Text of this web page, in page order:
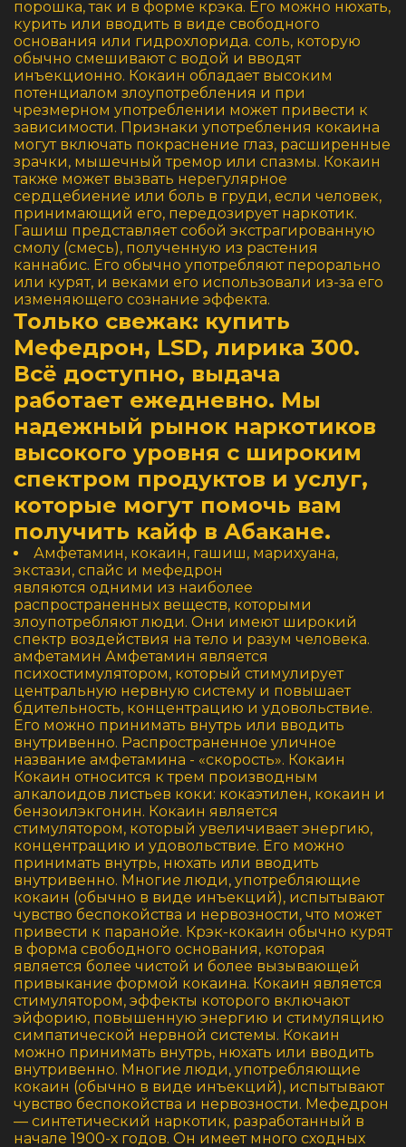
порошка, так и в форме крэка. Его можно нюхать,
курить или вводить в виде свободного
основания или гидрохлорида. соль, которую
обычно смешивают с водой и вводят
инъекционно. Кокаин обладает высоким
потенциалом злоупотребления и при
чрезмерном употреблении может привести к
зависимости. Признаки употребления кокаина
могут включать покраснение глаз, расширенные
зрачки, мышечный тремор или спазмы. Кокаин
также может вызвать нерегулярное
сердцебиение или боль в груди, если человек,
принимающий его, передозирует наркотик.
Гашиш представляет собой экстрагированную
смолу (смесь), полученную из растения
каннабис. Его обычно употребляют перорально
или курят, и веками его использовали из-за его
изменяющего сознание эффекта.
Только свежак: купить
Мефедрон, LSD, лирика 300.
Всё доступно, выдача
работает ежедневно. Мы
надежный рынок наркотиков
высокого уровня с широким
спектром продуктов и услуг,
которые могут помочь вам
получить кайф в Абакане.
Амфетамин, кокаин, гашиш, марихуана,
экстази, спайс и мефедрон
являются одними из наиболее
распространенных веществ, которыми
злоупотребляют люди. Они имеют широкий
спектр воздействия на тело и разум человека.
амфетамин Амфетамин является
психостимулятором, который стимулирует
центральную нервную систему и повышает
бдительность, концентрацию и удовольствие.
Его можно принимать внутрь или вводить
внутривенно. Распространенное уличное
название амфетамина - «скорость». Кокаин
Кокаин относится к трем производным
алкалоидов листьев коки: кокаэтилен, кокаин и
бензоилэкгонин. Кокаин является
стимулятором, который увеличивает энергию,
концентрацию и удовольствие. Его можно
принимать внутрь, нюхать или вводить
внутривенно. Многие люди, употребляющие
кокаин (обычно в виде инъекций), испытывают
чувство беспокойства и нервозности, что может
привести к паранойе. Крэк-кокаин обычно курят
в форма свободного основания, которая
является более чистой и более вызывающей
привыкание формой кокаина. Кокаин является
стимулятором, эффекты которого включают
эйфорию, повышенную энергию и стимуляцию
симпатической нервной системы. Кокаин
можно принимать внутрь, нюхать или вводить
внутривенно. Многие люди, употребляющие
кокаин (обычно в виде инъекций), испытывают
чувство беспокойства и нервозности. Мефедрон
— синтетический наркотик, разработанный в
начале 1900-х годов. Он имеет много сходных